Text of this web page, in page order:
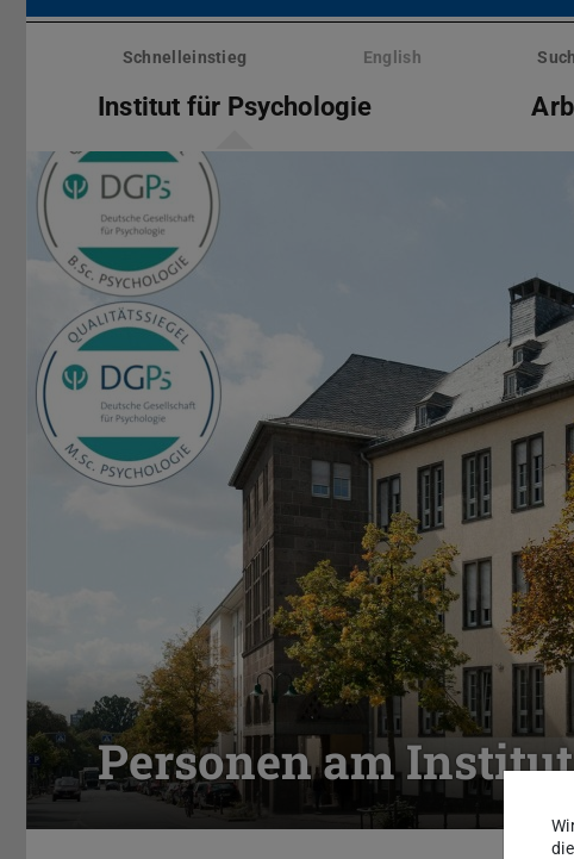
Menü
überspringenSchnelleinstieg English
Institut für Psychologie
Personen am